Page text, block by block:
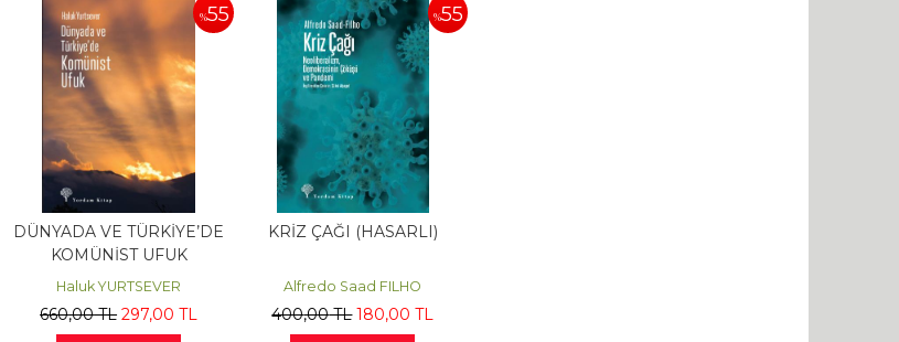
%55
DÜNYADA VE TÜRKİYE’DE
KOMÜNİST UFUK
(HASARLI)
Haluk YURTSEVER
660,00TL 297,00 TL
%55
KRİZ ÇAĞI (HASARLI)
Alfredo Saad FILHO
400,00TL 180,00 TL